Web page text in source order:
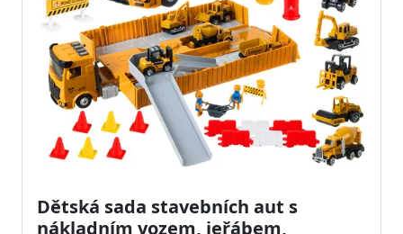
Dětská sada stavebních aut s
nákladním vozem, jeřábem,